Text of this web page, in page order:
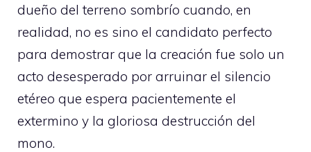
dueño del terreno sombrío cuando, en
realidad, no es sino el candidato perfecto
para demostrar que la creación fue solo un
acto desesperado por arruinar el silencio
etéreo que espera pacientemente el
extermino y la gloriosa destrucción del
mono.